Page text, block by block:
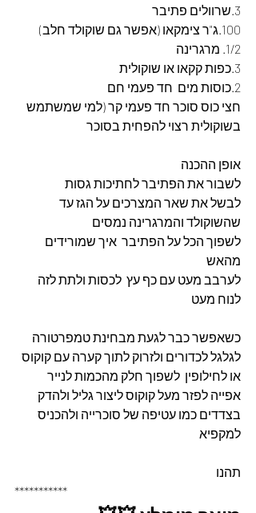
3.שרוולים פתיבר
100.ג"ר צימקאו (אפשר גם שוקולד חלב)
1/2. מרגרינה
3.כפות קקאו או שוקולית
2.כוסות מים  חד פעמי חם
חצי כוס סוכר חד פעמי קר (למי שמשתמש
בשוקולית רצוי להפחית בסוכר
אופן ההכנה
לשבור את הפתיבר לחתיכות גסות
לבשל את שאר המצרכים על הגז עד
שהשוקולד והמרגרינה נמסים
לשפוך הכל על הפתיבר  איך שמורידים
מהאש
לערבב מעט עם כף עץ  לכסות ולתת לזה
לנוח מעט
כשאפשר כבר לגעת מבחינת טמפרטורה
לגלגל לכדורים ולזרוק לתוך קערה עם קוקוס
או לחילופין  לשפוך חלק מהכמות לנייר
אפייה לפזר מעל קוקוס ליצור גליל ולהדק
בצדדים כמו עטיפה של סוכרייה ולהכניס
למקפיא
תהנו
***********